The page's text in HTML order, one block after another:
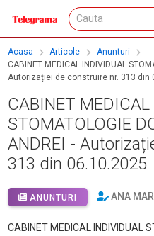
Acasa Articole
Anunturi
CABINET MEDICAL INDIVIDUAL
Autorizației de construire nr. 313 din
CABINET
STOMATOLOGIE
ANDREI -
313 din 06.10.2025
ANUNTURI ANA
CABINET MEDICAL INDIVIDUAL